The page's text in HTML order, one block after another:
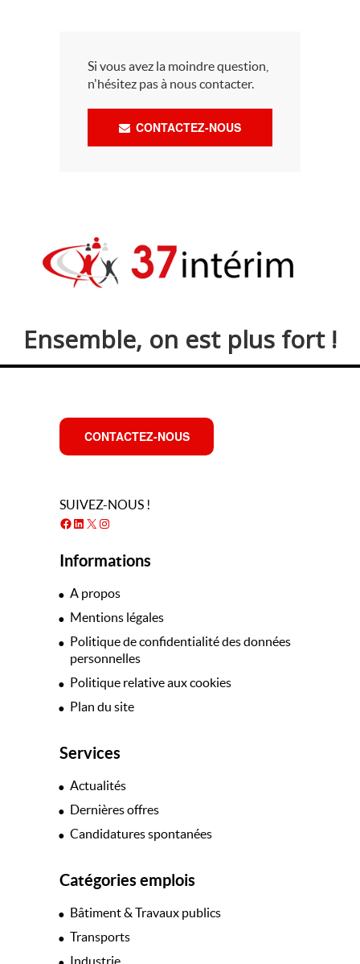
Si vous avez la moindre question,
n'hésitez pas à nous contacter.
CONTACTEZ-NOUS
Ensemble, on est plus fort !
CONTACTEZ-NOUS
SUIVEZ-NOUS !
Facebook
LinkedIn
X Instagram
Informations
A propos
Mentions légales
Politique de confidentialité des données
personnelles
Politique relative aux cookies
Plan du site
Services
Actualités
Dernières offres
Candidatures spontanées
Catégories emplois
Bâtiment & Travaux publics
Transports
Industrie